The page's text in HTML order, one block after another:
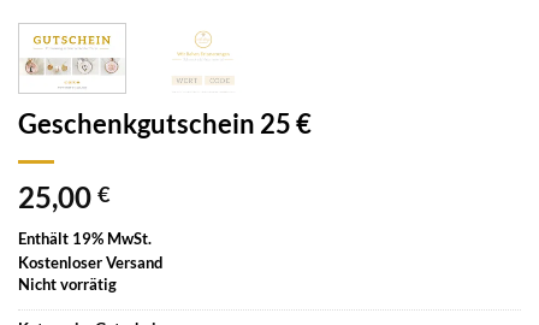
Geschenkgutschein 25 €
25,00 €
Enthält 19% MwSt.
Kostenloser Versand
Nicht vorrätig